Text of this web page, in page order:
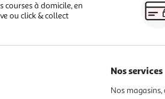
courses à domicile, en
ou click & collect
Nos services
Nos